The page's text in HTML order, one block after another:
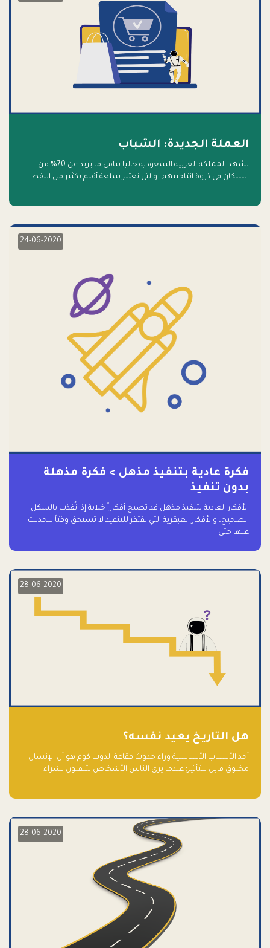
العملة الجديدة: الشباب
تشهد المملكة العربية السعودية حاليا تنامي ما يزيد عن 70% من
السكان في ذروة انتاجيتهم، والتي تعتبر سلعة أقيم بكثير من النفط.
24-06-2020
فكرة عادية بتنفيذ مذهل > فكرة مذهلة
بدون تنفيذ
الأفكار العادية بتنفيذ مذهل قد تصبح أفكاراً خلابة إذا نُفذت بالشكل
الصحيح، والأفكار العبقرية التي تفتقر للتنفيذ لا تستحق وقتاً للحديث
عنها حتى
28-06-2020
هل التاريخ يعيد نفسه؟
أحد الأسباب الأساسية وراء حدوث فقاعة الدوت كوم هو أن الإنسان
مخلوق قابل للتأثير؛ عندما يرى الناس الأشخاص يتنقلون لشراء
28-06-2020